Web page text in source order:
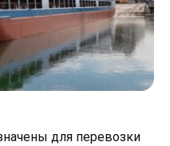
для перевозки